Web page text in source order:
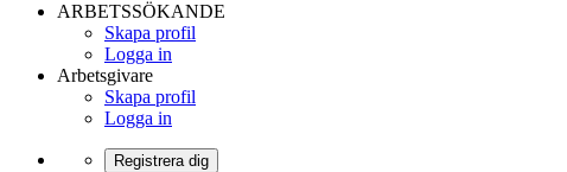
ARBETSSÖKANDE
Skapa profil
Logga in
Arbetsgivare
Skapa profil
Logga in
Registrera dig